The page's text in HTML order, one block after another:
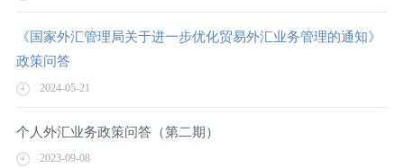
《国家外汇管理局关于进一步优化贸易外汇业务管理的通知》
政策问答
2024-05-21
个人外汇业务政策问答（第二期）
2023-09-08